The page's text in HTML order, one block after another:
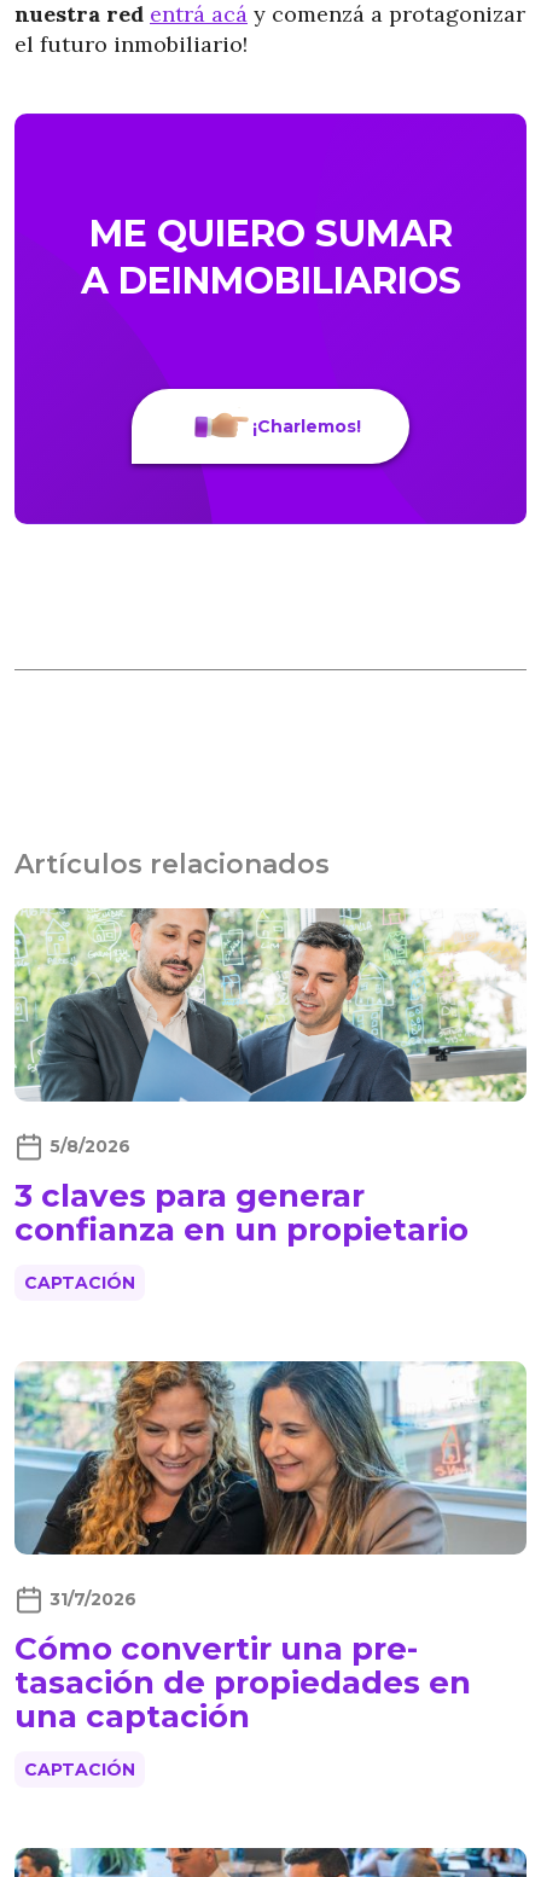
nuestra red entrá acá y comenzá a protagonizar
el futuro inmobiliario!
ME QUIERO SUMAR
A DEINMOBILIARIOS
¡Charlemos!
Artículos relacionados
5/8/2026
3 claves para generar
confianza en un propietario
CAPTACIÓN
31/7/2026
Cómo convertir una pre-
tasación de propiedades en
una captación
CAPTACIÓN